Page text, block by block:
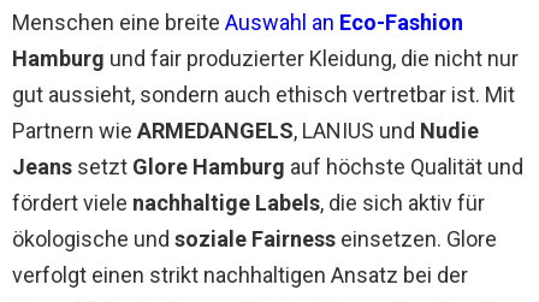
Menschen eine breite Auswahl an Eco-Fashion
Hamburg und fair produzierter Kleidung, die nicht nur
gut aussieht, sondern auch ethisch vertretbar ist. Mit
Partnern wie ARMEDANGELS, LANIUS und Nudie
Jeans setzt Glore Hamburg auf höchste Qualität und
fördert viele nachhaltige Labels, die sich aktiv für
ökologische und soziale Fairness einsetzen. Glore
verfolgt einen strikt nachhaltigen Ansatz bei der